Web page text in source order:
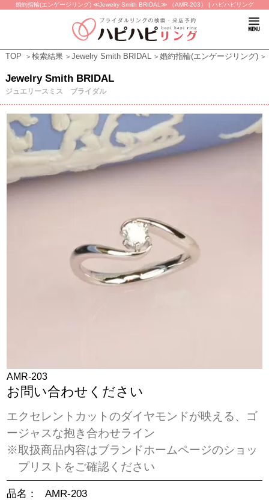
婚約指輪(エンゲージリング) ≪Jewelry Smith BRIDAL≫ （AMR-203） | ハピハピリング
TOP 検索結果 Jewelry Smith BRIDAL 婚約指輪(エンゲージリング)
Jewelry Smith BRIDAL
ジュエリースミス ブライダル
AMR-203
お問い合わせください
エクセレントカットのダイヤモンドが映える、ゴ
ージャスな抱き合わせライン
※取扱商品内容はブランドホームページのショッ
プリストをご確認ください
品名：
AMR-203